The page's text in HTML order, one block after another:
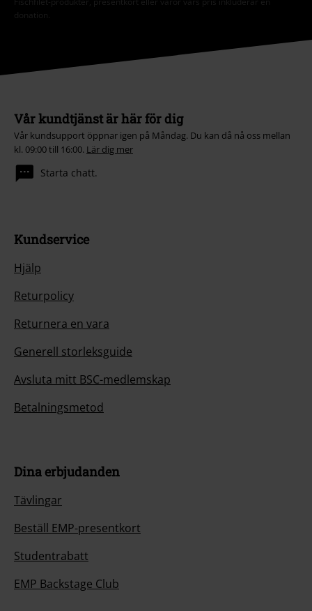
donation.
Vår kundtjänst är här för dig
Vår kundsupport öppnar igen på Måndag. Du kan då nå oss mellan
kl. 09:00 till 16:00. Lär dig mer
Starta chatt.
Kundservice
Hjälp
Returpolicy
Returnera en vara
Generell storleksguide
Avsluta mitt BSC-medlemskap
Betalningsmetod
Dina erbjudanden
Tävlingar
Beställ EMP-presentkort
Studentrabatt
EMP Backstage Club